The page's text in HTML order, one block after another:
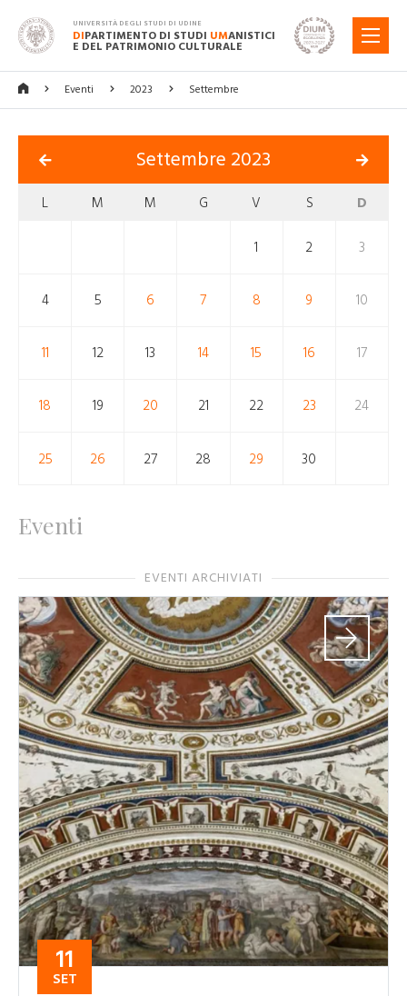
UNIVERSITÀ DEGLI STUDI DI UDINE
DIPARTIMENTO DI STUDI UMANISTICI
E DEL PATRIMONIO CULTURALE
MENU
Eventi 2023 Settembre
Settembre 2023
L M M G V S D
1 2 3
4 5 6 7 8 9 10
11 12 13 14 15 16 17
18 19 20 21 22 23 24
25 26 27 28 29 30
Eventi
EVENTI ARCHIVIATI
11
SET